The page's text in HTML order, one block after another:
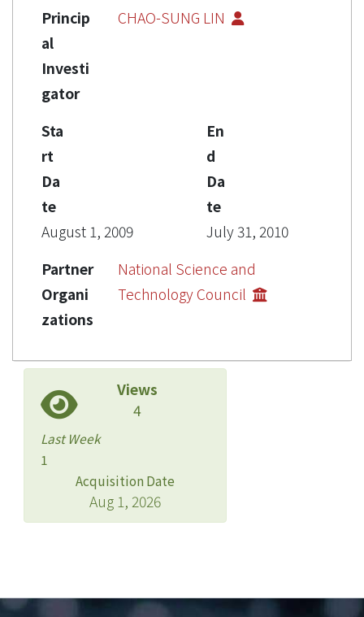
Princip
al
Investi
gator
CHAO-SUNG LIN
Sta
rt
Da
te
August 1, 2009
En
d
Da
te
July 31, 2010
Partner
Organi
zations
National Science and
Technology Council
Views
4
Last Week
1
Acquisition Date
Aug 1, 2026